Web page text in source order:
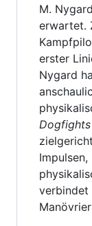
M.
erwartet.
erster
Nygard
Dogfights
verbindet